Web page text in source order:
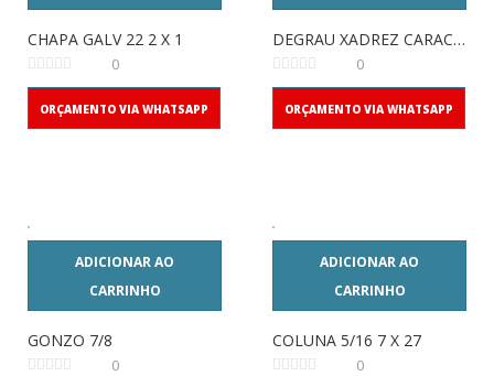
CHAPA GALV 22 2 X 1
0
ORÇAMENTO VIA WHATSAPP
DEGRAU XADREZ CARACOL 600
0
ORÇAMENTO VIA WHATSAPP
ADICIONAR AO
CARRINHO
GONZO 7/8
0
ADICIONAR AO
CARRINHO
COLUNA 5/16 7 X 27
0